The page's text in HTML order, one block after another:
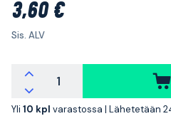
3,60 €
Sis. ALV
Yli 10 kpl varastossa | Lähetetään